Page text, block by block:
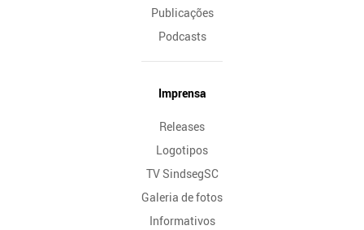
Publicações
Podcasts
Imprensa
Releases
Logotipos
TV SindsegSC
Galeria de fotos
Informativos